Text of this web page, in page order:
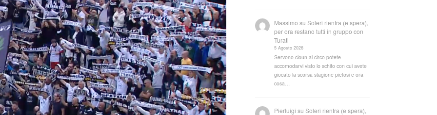
Massimo suSoleri rientra (e spera),
per ora restano tutti in gruppo con
Turati
5 Agosto 2026
Servono cloun al circo potete
accomodarvi visto lo schifo con cui avete
giocato la scorsa stagione pietosi e ora
cosa…
Pierluigi suSoleri rientra (e spera),